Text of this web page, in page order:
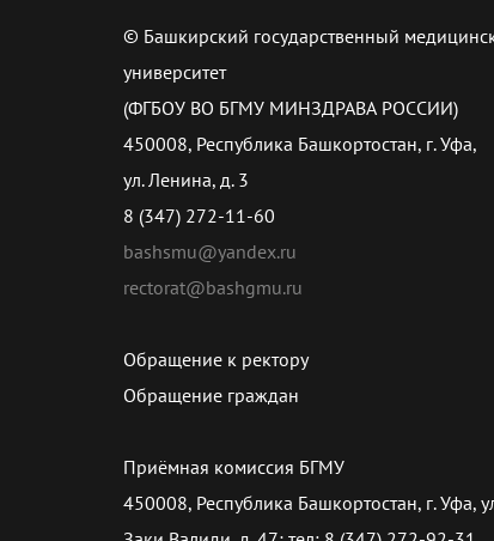
© Башкирский государственный
университет
(ФГБОУ ВО БГМУ МИНЗДРАВА РОССИИ)
450008, Республика Башкортостан, г. Уфа,
ул. Ленина, д. 3
8 (347) 272-11-60
bashsmu@yandex.ru
rectorat@bashgmu.ru
Обращение к ректору
Обращение граждан
Приёмная комиссия БГМУ
450008, Республика Башкортостан, г. Уфа,